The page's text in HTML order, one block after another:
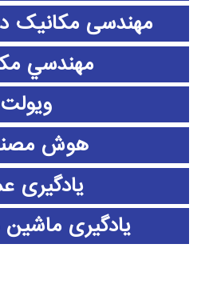
مهندسی مکانیک
مهندسي
ویولت
هوش
یادگیری
یادگیری ماشین